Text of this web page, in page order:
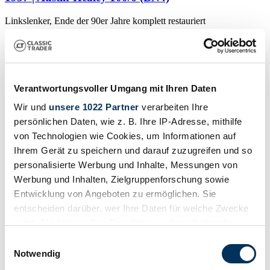
Verantwortungsvoller Umgang mit Ihren Daten
Wir und unsere 1022 Partner verarbeiten Ihre
persönlichen Daten, wie z. B. Ihre IP-Adresse, mithilfe
von Technologien wie Cookies, um Informationen auf
Ihrem Gerät zu speichern und darauf zuzugreifen und so
personalisierte Werbung und Inhalte, Messungen von
Werbung und Inhalten, Zielgruppenforschung sowie
Entwicklung von Angeboten zu ermöglichen. Sie
entscheiden darüber, wer Ihre Daten für welche Zwecke
Trigger Symbol ändern oder widerrufen
Notwendig
Linkslenker, Ende der 90er Jahre komplett restauriert
£41,167
🇱🇺
Private seller
Convertible
10,000 mi
Power (kW/hp)
86 / 117
🇱🇺
Private seller
Private seller
Show vehicle